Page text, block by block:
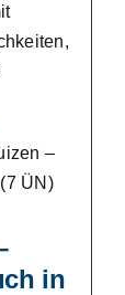
–
ÜN)
in